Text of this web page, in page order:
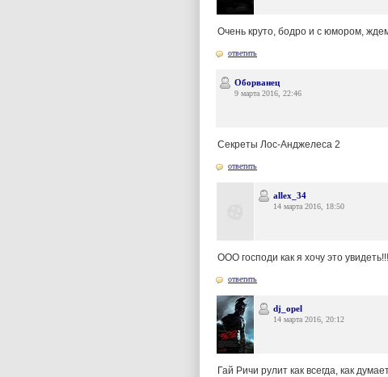
Очень круто, бодро и с юмором,
ответить
Оборванец
9 марта 2016, 22:46
Секреты Лос-Анджелеса 2
ответить
allex_34
14 марта 2016, 18:50
ООО господи как я хочу это увидеть!!!
ответить
dj_opel
14 марта 2016, 20:12
Гай Ричи рулит как всегда, как